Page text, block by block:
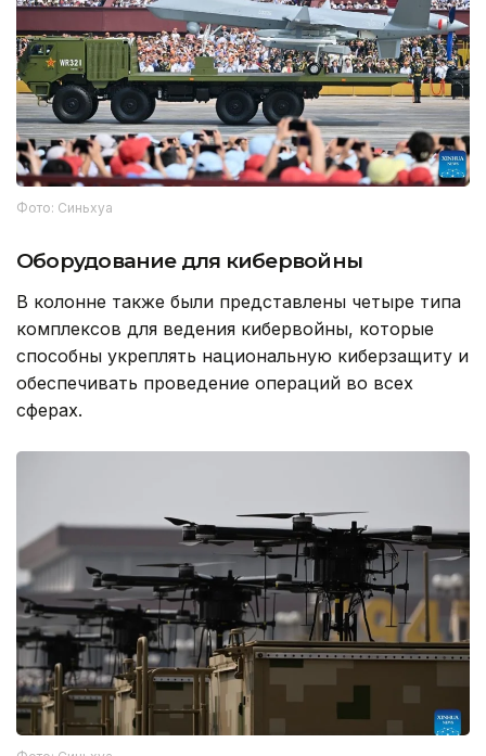
Фото: Синьхуа
Оборудование для кибервойны
В колонне также были представлены четыре типа
комплексов для ведения кибервойны, которые
способны укреплять национальную киберзащиту и
обеспечивать проведение операций во всех
сферах.